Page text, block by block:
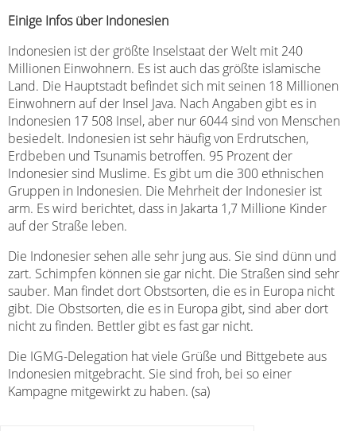
Einige Infos über Indonesien
Indonesien ist der größte Inselstaat der Welt mit 240
Millionen Einwohnern. Es ist auch das größte islamische
Land. Die Hauptstadt befindet sich mit seinen 18 Millionen
Einwohnern auf der Insel Java. Nach Angaben gibt es in
Indonesien 17 508 Insel, aber nur 6044 sind von Menschen
besiedelt. Indonesien ist sehr häufig von Erdrutschen,
Erdbeben und Tsunamis betroffen. 95 Prozent der
Indonesier sind Muslime. Es gibt um die 300 ethnischen
Gruppen in Indonesien. Die Mehrheit der Indonesier ist
arm. Es wird berichtet, dass in Jakarta 1,7 Millione Kinder
auf der Straße leben.
Die Indonesier sehen alle sehr jung aus. Sie sind dünn und
zart. Schimpfen können sie gar nicht. Die Straßen sind sehr
sauber. Man findet dort Obstsorten, die es in Europa nicht
gibt. Die Obstsorten, die es in Europa gibt, sind aber dort
nicht zu finden. Bettler gibt es fast gar nicht.
Die IGMG-Delegation hat viele Grüße und Bittgebete aus
Indonesien mitgebracht. Sie sind froh, bei so einer
Kampagne mitgewirkt zu haben. (sa)